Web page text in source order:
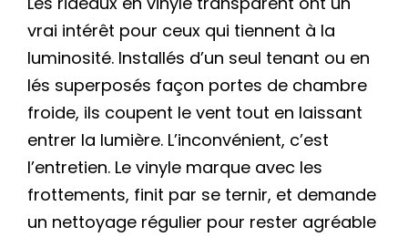
vrai intérêt pour ceux qui tiennent à la
luminosité. Installés d’un seul tenant ou en
lés superposés façon portes de chambre
froide, ils coupent le vent tout en laissant
entrer la lumière. L’inconvénient, c’est
l’entretien. Le vinyle marque avec les
frottements, finit par se ternir, et demande
un nettoyage régulier pour rester agréable